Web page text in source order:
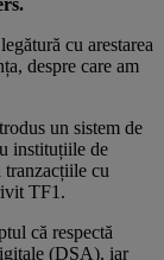
cu arestarea
despre care am
un sistem de
instituțiile de
cu
TF1 .
că respectă
(DSA), iar